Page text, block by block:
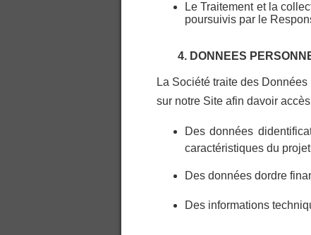
Le Traitement et la
poursuivis par le
4. DONNEES
La Société traite des
sur notre Site afin davoir
Des données
caractéristiques du
Des données dordre
Des informations